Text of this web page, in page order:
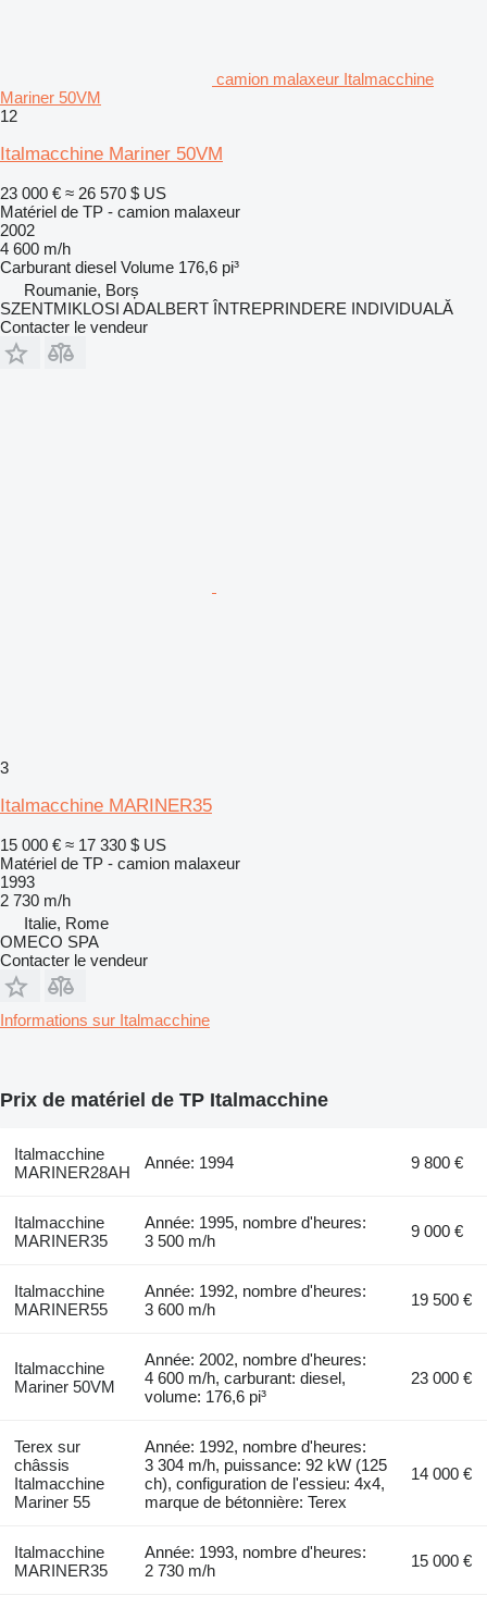
camion malaxeur Italmacchine
Mariner 50VM
12
Italmacchine Mariner 50VM
23 000 € ≈ 26 570 $ US
Matériel de TP - camion malaxeur
2002
4 600 m/h
Carburant diesel Volume 176,6 pi³
Roumanie, Borș
SZENTMIKLOSI ADALBERT ÎNTREPRINDERE INDIVIDUALĂ
Contacter le vendeur
3
Italmacchine MARINER35
15 000 € ≈ 17 330 $ US
Matériel de TP - camion malaxeur
1993
2 730 m/h
Italie, Rome
OMECO SPA
Contacter le vendeur
Informations sur Italmacchine
Prix de matériel de TP Italmacchine
Italmacchine
MARINER28AH
Année: 1994 9 800 €
Italmacchine
MARINER35
Année: 1995, nombre d'heures:
3 500 m/h
9 000 €
Italmacchine
MARINER55
Année: 1992, nombre d'heures:
3 600 m/h
19 500 €
Italmacchine
Mariner 50VM
Année: 2002, nombre d'heures:
4 600 m/h, carburant: diesel,
volume: 176,6 pi³
23 000 €
Terex sur
châssis
Italmacchine
Mariner 55
Année: 1992, nombre d'heures:
3 304 m/h, puissance: 92 kW (125
ch), configuration de l'essieu: 4x4,
marque de bétonnière: Terex
14 000 €
Italmacchine
MARINER35
Année: 1993, nombre d'heures:
2 730 m/h
15 000 €